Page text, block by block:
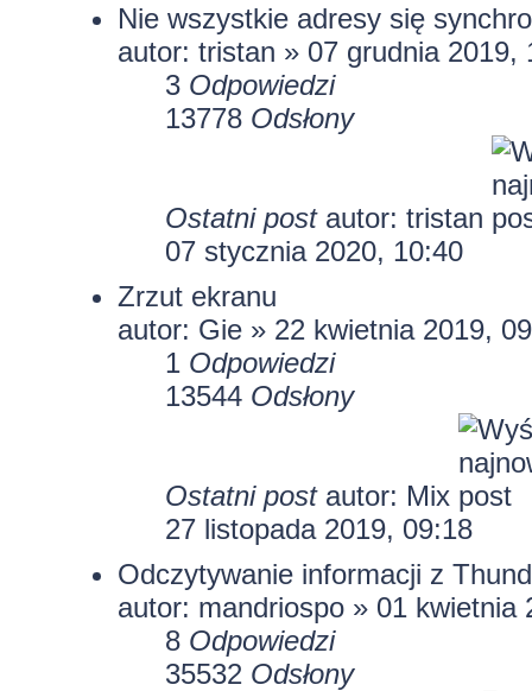
Nie wszystkie adresy się
autor: tristan » 07 grudnia 2019,
3 Odpowiedzi
13778 Odsłony
Ostatni post autor: tristan
07 stycznia 2020, 10:40
Zrzut ekranu
autor: Gie» 22 kwietnia 2019,
1 Odpowiedzi
13544 Odsłony
Ostatni post autor: Mix
27 listopada 2019, 09:18
Odczytywanie informacji z
autor: mandriospo» 01 kwietnia
8 Odpowiedzi
35532 Odsłony